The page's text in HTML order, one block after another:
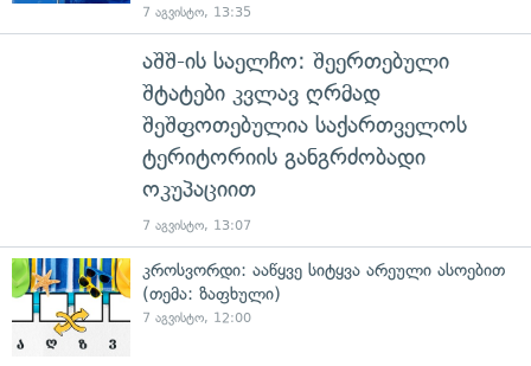
7 აგვისტო, 13:35
აშშ-ის საელჩო: შეერთებული
შტატები კვლავ ღრმად
შეშფოთებულია საქართველოს
ტერიტორიის განგრძობადი
ოკუპაციით
7 აგვისტო, 13:07
კროსვორდი: ააწყვე სიტყვა არეული ასოებით
(თემა: ზაფხული)
7 აგვისტო, 12:00